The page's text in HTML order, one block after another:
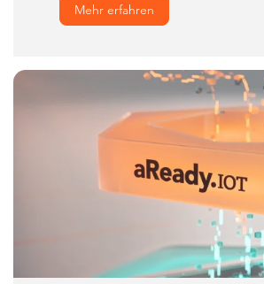
Mehr erfahren